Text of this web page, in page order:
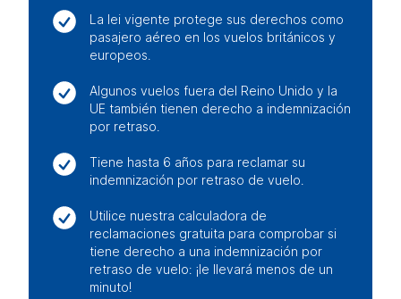
La lei vigente protege sus derechos como
pasajero aéreo en los vuelos británicos y
europeos.
Algunos vuelos fuera del Reino Unido y la
UE también tienen derecho a indemnización
por retraso.
Tiene hasta 6 años para reclamar su
indemnización por retraso de vuelo.
Utilice nuestra calculadora de
reclamaciones gratuita para comprobar si
tiene derecho a una indemnización por
retraso de vuelo: ¡le llevará menos de un
minuto!